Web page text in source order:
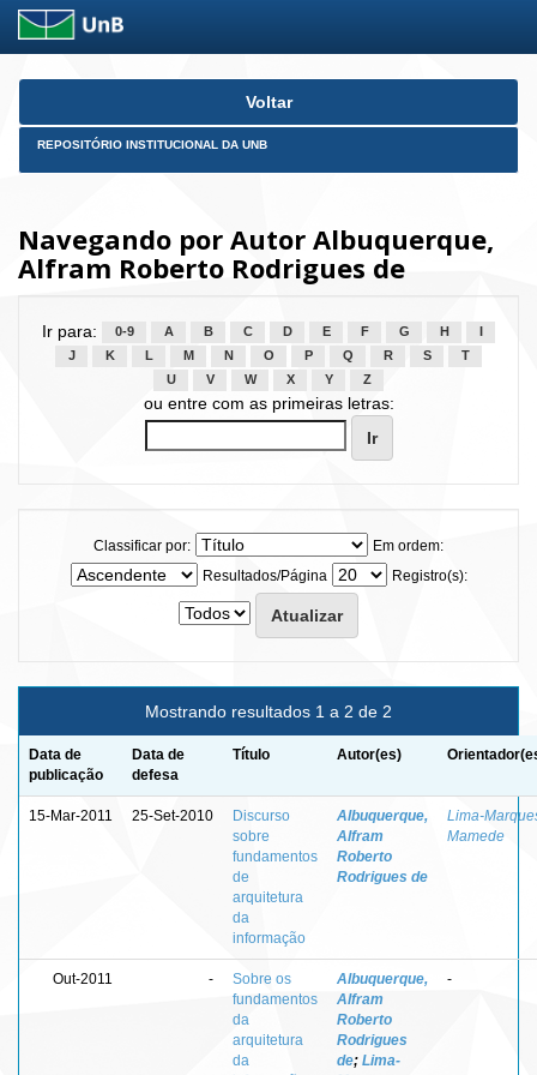
Skip
Voltar
REPOSITÓRIO INSTITUCIONAL DA UNB
Navegando por Autor Albuquerque,
Alfram Roberto Rodrigues de
Ir para: 0-9 A B C D E F G H
J
K L M N O P Q R S
T
U
V W X Y Z
ou entre com as primeiras letras:
Classificar por:
Em ordem:
Resultados/Página
Registro(s):
Mostrando resultados 1 a 2 de 2
Data de
publicação
Data de
defesa
Título Autor(es)
15-Mar-2011 25-Set-2010
Discurso
sobre
fundamentos
de
arquitetura
da
informação
Albuquerque,
Alfram
Roberto
Rodrigues de
Lima-
Mamede
Out-2011 -
Sobre os
fundamentos
da
arquitetura
da
Albuquerque,
Alfram
Roberto
Rodrigues
de; Lima-
-